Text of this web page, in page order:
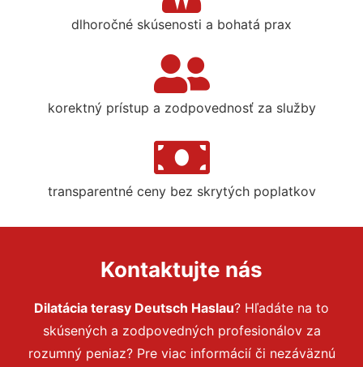
dlhoročné skúsenosti a bohatá prax
korektný prístup a zodpovednosť za služby
transparentné ceny bez skrytých poplatkov
Kontaktujte nás
Dilatácia terasy Deutsch Haslau? Hľadáte na to
skúsených a zodpovedných profesionálov za
rozumný peniaz? Pre viac informácií či nezáväznú